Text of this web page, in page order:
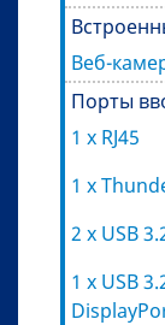
Веб-
Порты
1 x RJ45
1 x
2 x USB
1 x USB